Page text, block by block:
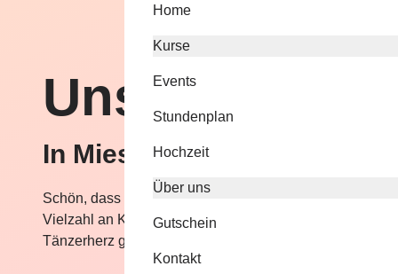
Home
Kurse
Events
Stundenplan
Hochzeit
Über uns
Gutschein
Kontakt
Unse­re Kurse
In Miesbach
Schön, dass Sie sich für unsere Kurse interessieren. Wir
Vielzahl an Kursen und Programmen in Miesbach an.
Tänzerherz glücklich!